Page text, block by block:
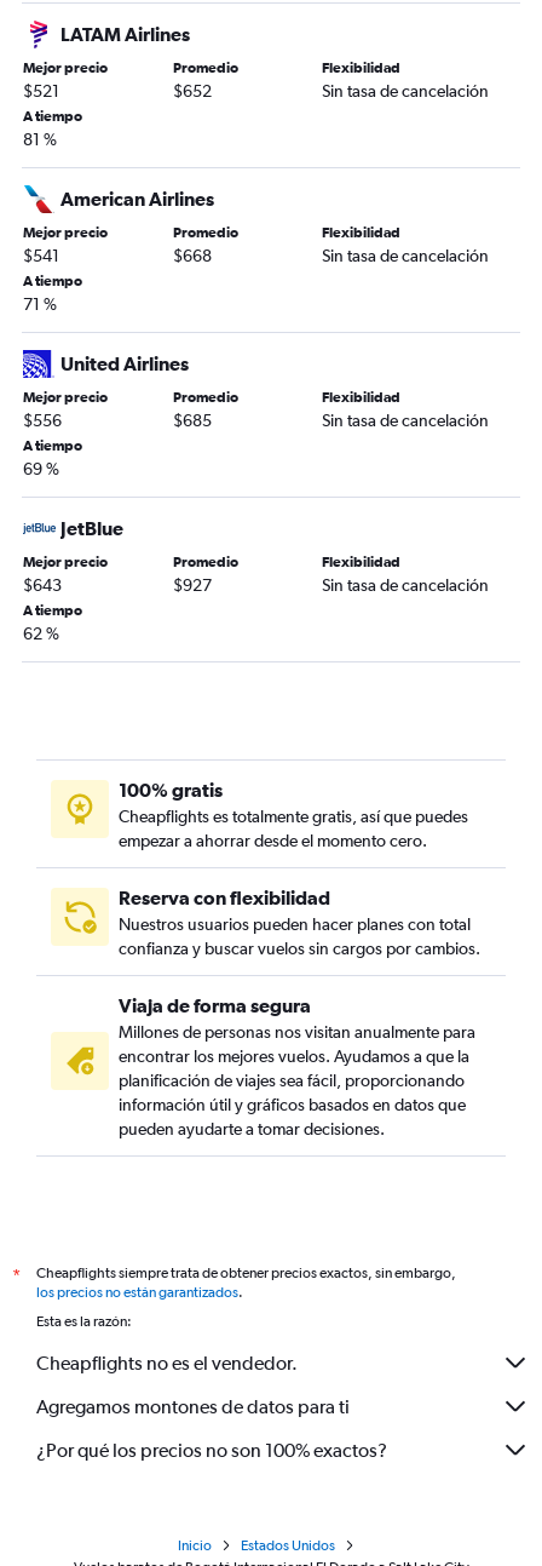
LATAM Airlines
Mejor precio
$521
Promedio
$652
Flexibilidad
Sin tasa de cancelación
A tiempo
81 %
American Airlines
Mejor precio
$541
Promedio
$668
Flexibilidad
Sin tasa de cancelación
A tiempo
71 %
United Airlines
Mejor precio
$556
Promedio
$685
Flexibilidad
Sin tasa de cancelación
A tiempo
69 %
JetBlue
Mejor precio
$643
Promedio
$927
Flexibilidad
Sin tasa de cancelación
A tiempo
62 %
100% gratis
Cheapflights es totalmente gratis, así que puedes
empezar a ahorrar desde el momento cero.
Reserva con flexibilidad
Nuestros usuarios pueden hacer planes con total
confianza y buscar vuelos sin cargos por cambios.
Viaja de forma segura
Millones de personas nos visitan anualmente para
encontrar los mejores vuelos. Ayudamos a que la
planificación de viajes sea fácil, proporcionando
información útil y gráficos basados en datos que
pueden ayudarte a tomar decisiones.
*
Cheapflights siempre trata de obtener precios exactos, sin embargo,
los precios no están garantizados.
Esta es la razón:
Cheapflights no es el vendedor.
Agregamos montones de datos para ti
¿Por qué los precios no son 100% exactos?
Inicio
Estados Unidos